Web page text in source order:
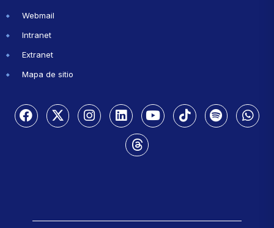
Webmail
Intranet
Extranet
Mapa de sitio